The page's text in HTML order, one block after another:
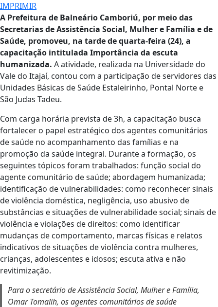
IMPRIMIR
A Prefeitura de Balneário Camboriú, por meio das
Secretarias de Assistência Social, Mulher e Família e de
Saúde, promoveu, na tarde de quarta-feira (24), a
capacitação intitulada Importância da escuta
humanizada. A atividade, realizada na Universidade do
Vale do Itajaí, contou com a participação de servidores das
Unidades Básicas de Saúde Estaleirinho, Pontal Norte e
São Judas Tadeu.
Com carga horária prevista de 3h, a capacitação busca
fortalecer o papel estratégico dos agentes comunitários
de saúde no acompanhamento das famílias e na
promoção da saúde integral. Durante a formação, os
seguintes tópicos foram trabalhados: função social do
agente comunitário de saúde; abordagem humanizada;
identificação de vulnerabilidades: como reconhecer sinais
de violência doméstica, negligência, uso abusivo de
substâncias e situações de vulnerabilidade social; sinais de
violência e violações de direitos: como identificar
mudanças de comportamento, marcas físicas e relatos
indicativos de situações de violência contra mulheres,
crianças, adolescentes e idosos; escuta ativa e não
revitimização.
Para o secretário de Assistência Social, Mulher e Família,
Omar Tomalih, os agentes comunitários de saúde